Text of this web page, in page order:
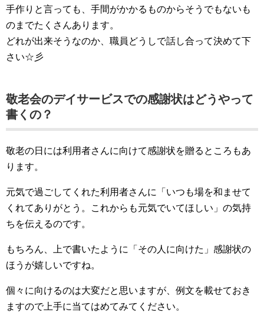
手作りと言っても、手間がかかるものからそうでもないも
のまでたくさんあります。
どれが出来そうなのか、職員どうしで話し合って決めて下
さい☆彡
敬老会のデイサービスでの感謝状はどうやって
書くの？
敬老の日には利用者さんに向けて感謝状を贈るところもあ
ります。
元気で過ごしてくれた利用者さんに「いつも場を和ませて
くれてありがとう。これからも元気でいてほしい」の気持
ちを伝えるのです。
もちろん、上で書いたように「その人に向けた」感謝状の
ほうが嬉しいですね。
個々に向けるのは大変だと思いますが、例文を載せておき
ますので上手に当てはめてみてください。